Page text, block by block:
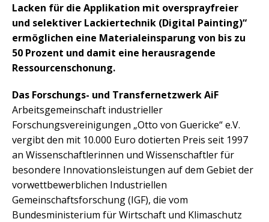
Lacken für die Applikation mit oversprayfreier
und selektiver Lackiertechnik (Digital Painting)“
ermöglichen eine Materialeinsparung von bis zu
50 Prozent und damit eine herausragende
Ressourcenschonung.
Das Forschungs- und Transfernetzwerk AiF
Arbeitsgemeinschaft industrieller
Forschungsvereinigungen „Otto von Guericke“ e.V.
vergibt den mit 10.000 Euro dotierten Preis seit 1997
an Wissenschaftlerinnen und Wissenschaftler für
besondere Innovationsleistungen auf dem Gebiet der
vorwettbewerblichen Industriellen
Gemeinschaftsforschung (IGF), die vom
Bundesministerium für Wirtschaft und Klimaschutz